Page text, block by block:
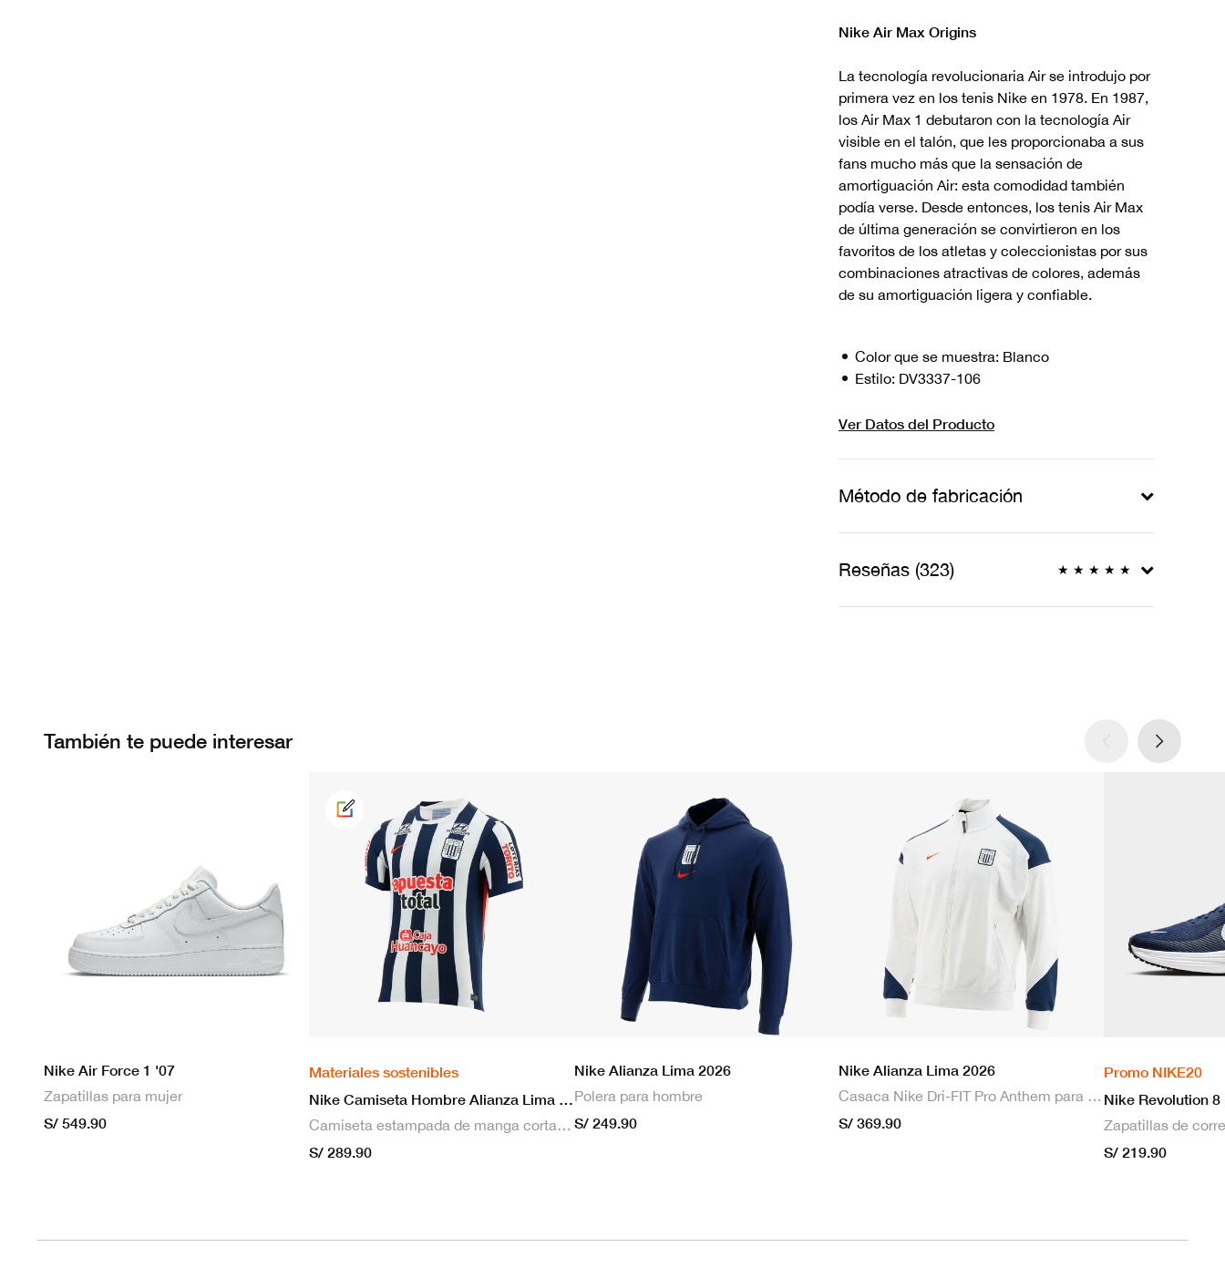
Nike Air Max Origins
La tecnología revolucionaria Air se introdujo por
primera vez en los tenis Nike en 1978. En 1987,
los Air Max 1 debutaron con la tecnología Air
visible en el talón, que les proporcionaba a sus
fans mucho más que la sensación de
amortiguación Air: esta comodidad también
podía verse. Desde entonces, los tenis Air Max
de última generación se convirtieron en los
favoritos de los atletas y coleccionistas por sus
combinaciones atractivas de colores, además
de su amortiguación ligera y confiable.
Color que se muestra: Blanco
Estilo: DV3337-106
Ver Datos del Producto
Método de fabricación
Reseñas (323) ★ ★ ★ ★ ★
También te puede interesar
Nike Air Force 1 '07
Zapatillas para mujer
S/ 549.90
Materiales sostenibles
Nike Camiseta Hombre Alianza Lima 2026 Local
Camiseta estampada de manga corta masculina Nike Dri-FIT de Alianza Lima Stadium para hombre
S/ 289.90
Nike Alianza Lima 2026
Polera para hombre
S/ 249.90
Nike Alianza Lima 2026
Casaca Nike Dri-FIT Pro Anthem para hombre
S/ 369.90
Promo NIKE20
Nike Revolution 8
S/ 219.90